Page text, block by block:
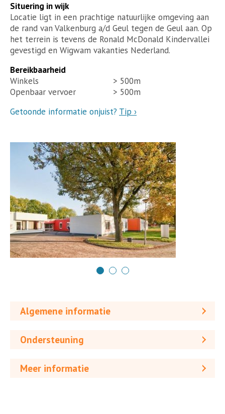
Situering in wijk
Locatie ligt in een prachtige natuurlijke omgeving aan
de rand van Valkenburg a/d Geul tegen de Geul aan. Op
het terrein is tevens de Ronald McDonald Kindervallei
gevestigd en Wigwam vakanties Nederland.
Bereikbaarheid
Winkels
> 500m
Openbaar vervoer
> 500m
Getoonde informatie onjuist? Tip ›
Algemene informatie
Ondersteuning
Meer informatie